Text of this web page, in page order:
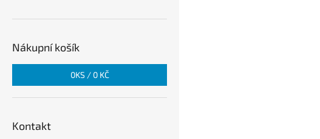
Nákupní košík
0KS / 0 KČ
Kontakt